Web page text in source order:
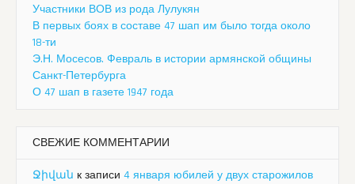
Участники ВОВ из рода Лулукян
В первых боях в составе 47 шап им было тогда около
18-ти
Э.Н. Мосесов. Февраль в истории армянской общины
Санкт-Петербурга
О 47 шап в газете 1947 года
СВЕЖИЕ КОММЕНТАРИИ
Ջիվան к записи 4 января юбилей у двух старожилов